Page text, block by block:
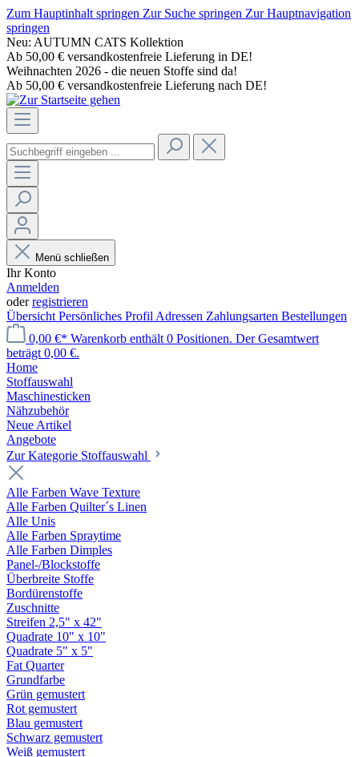
Zum Hauptinhalt springen Zur Suche springen Zur Hauptnavigation
springen
Neu: AUTUMN CATS Kollektion
Ab 50,00 € versandkostenfreie Lieferung in DE!
Weihnachten 2026 - die neuen Stoffe sind da!
Ab 50,00 € versandkostenfreie Lieferung nach DE!
Menü schließen
Ihr Konto
Anmelden
oderregistrieren
Übersicht Persönliches Profil Adressen Zahlungsarten Bestellungen
0,00 €* Warenkorb enthält 0 Positionen. Der Gesamtwert
beträgt 0,00 €.
Home
Stoffauswahl
Maschinesticken
Nähzubehör
Neue Artikel
Angebote
Zur Kategorie Stoffauswahl
Alle Farben Wave Texture
Alle Farben Quilter´s Linen
Alle Unis
Alle Farben Spraytime
Alle Farben Dimples
Panel-/Blockstoffe
Überbreite Stoffe
Bordürenstoffe
Zuschnitte
Streifen 2,5" x 42"
Quadrate 10" x 10"
Quadrate 5" x 5"
Fat Quarter
Grundfarbe
Grün gemustert
Rot gemustert
Blau gemustert
Schwarz gemustert
Weiß gemustert